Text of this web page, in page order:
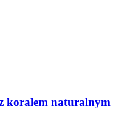
koralem naturalnym